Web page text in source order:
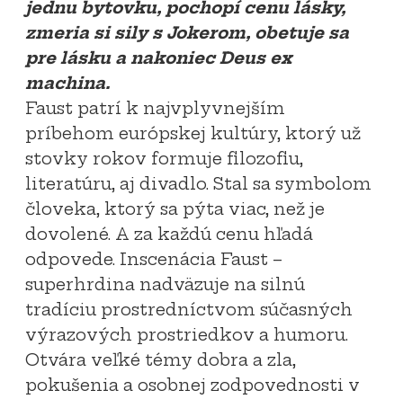
jednu bytovku, pochopí cenu lásky,
zmeria si sily s Jokerom, obetuje sa
pre lásku a nakoniec Deus ex
machina.
Faust patrí k najvplyvnejším
príbehom európskej kultúry, ktorý už
stovky rokov formuje filozofiu,
literatúru, aj divadlo. Stal sa symbolom
človeka, ktorý sa pýta viac, než je
dovolené. A za každú cenu hľadá
odpovede. Inscenácia Faust –
superhrdina nadväzuje na silnú
tradíciu prostredníctvom súčasných
výrazových prostriedkov a humoru.
Otvára veľké témy dobra a zla,
pokušenia a osobnej zodpovednosti v